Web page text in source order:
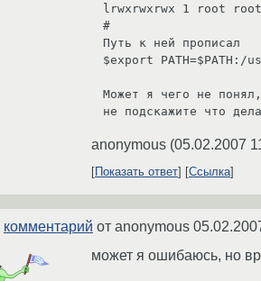
lrwxrwxrwx 1 root
#
Путь к ней прописал
$export
Может я чего не понял,
anonymous (05.02.2007
Показать ответ Ссылка
комментарий от anonymous
может я ошибаюсь, но